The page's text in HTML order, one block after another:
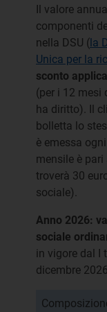
Il valore
componenti
nella DSU (la
Unica per la
sconto
(per i 12 mesi
ha diritto). Il
bolletta lo
è emessa
mensile è
troverà 30
sociale).
Anno 2026:
sociale
in vigore dal I
dicembre